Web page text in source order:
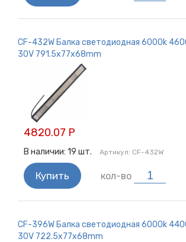
CF-432W Балка светодиодная 6000k
30V 791.5x77x68mm
4820.07 Р
В наличии: 19 шт. Артикул: CF-432W
Купить кол-во
CF-396W Балка светодиодная 6000k
30V 722.5x77x68mm